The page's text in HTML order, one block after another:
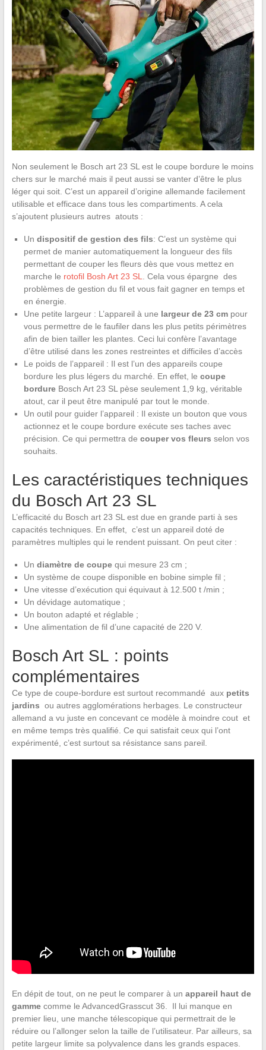
Non seulement le Bosch art 23 SL est le coupe bordure le moins
chers sur le marché mais il peut aussi se vanter d’être le plus
léger qui soit. C’est un appareil d’origine allemande facilement
utilisable et efficace dans tous les compartiments. A cela
s’ajoutent plusieurs autres atouts :
Un dispositif de gestion des fils: C’est un système qui
permet de manier automatiquement la longueur des fils
permettant de couper les fleurs dès que vous mettez en
marche le rotofil Bosh Art 23 SL
. Cela vous épargne des
problèmes de gestion du fil et vous fait gagner en temps et
en énergie.
Une petite largeur : L’appareil à une largeur de 23 cmpour
vous permettre de le faufiler dans les plus petits périmètres
afin de bien tailler les plantes. Ceci lui confère l’avantage
d’être utilisé dans les zones restreintes et difficiles d’accès
Le poids de l’appareil : Il est l’un des appareils coupe
bordure les plus légers du marché. En effet, le coupe
bordureBosch Art 23 SL pèse seulement 1,9 kg, véritable
atout, car il peut être manipulé par tout le monde.
Un outil pour guider l’appareil : Il existe un bouton que vous
actionnez et le coupe bordure exécute ses taches avec
précision. Ce qui permettra de couper vos fleurs selon vos
souhaits.
Les caractéristiques techniques
du Bosch Art 23 SL
L’efficacité du Bosch art 23 SL est due en grande parti à ses
capacités techniques. En effet, c’est un appareil doté de
paramètres multiples qui le rendent puissant. On peut citer :
Un diamètre de coupe qui mesure 23 cm ;
Un système de coupe disponible en bobine simple fil ;
Une vitesse d’exécution qui équivaut à 12.500 t /min ;
Un dévidage automatique ;
Un bouton adapté et réglable ;
Une alimentation de fil d’une capacité de 220 V.
Bosch Art SL : points
complémentaires
Ce type de coupe-bordure est surtout recommandé aux petits
jardins ou autres agglomérations herbages. Le constructeur
allemand a vu juste en concevant ce modèle à moindre cout et
en même temps très qualifié. Ce qui satisfait ceux qui l’ont
expérimenté, c’est surtout sa résistance sans pareil.
En dépit de tout, on ne peut le comparer à un appareil haut de
gammecomme le AdvancedGrasscut 36. Il lui manque en
premier lieu, une manche télescopique qui permettrait de le
réduire ou l’allonger selon la taille de l’utilisateur. Par ailleurs, sa
petite largeur limite sa polyvalence dans les grands espaces.